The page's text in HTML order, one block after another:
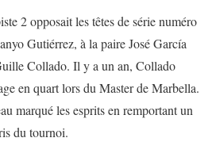
2 opposait les têtes de série numéro
Gutiérrez, à la paire José García
Collado. Il y a un an, Collado
en quart lors du Master de Marbella.
marqué les esprits en remportant un
du tournoi.